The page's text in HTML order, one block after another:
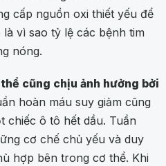
cấp nguồn oxi thiết yếu để
vì sao tỷ lệ các bệnh tim
nóng.
cũng chịu ảnh hưởng bởi
hoàn máu suy giảm cũng
chiếc ô tô hết dầu. Tuần
cơ chế chủ yếu và duy
hợp bên trong cơ thể. Khi